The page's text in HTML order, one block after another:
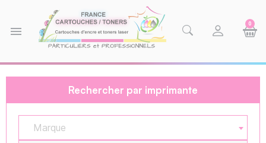
menu
0
Rechercher par imprimante
Marque